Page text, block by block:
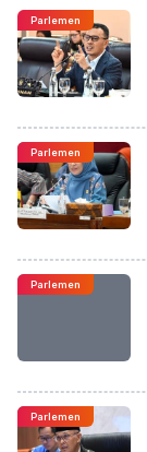
Parlemen
Parlemen
Parlemen
Parlemen